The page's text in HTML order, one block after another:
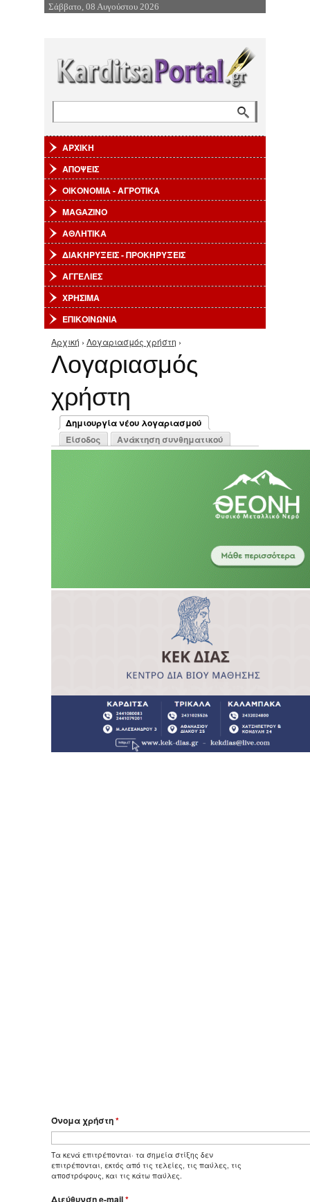
Επιστροφή στην Πλοήγηση
Σάββατο, 08 Αυγούστου 2026
ΑΡΧΙΚΗ
ΑΠΟΨΕΙΣ
ΟΙΚΟΝΟΜΙΑ - ΑΓΡΟΤΙΚΑ
MAGAZINO
ΑΘΛΗΤΙΚΑ
ΔΙΑΚΗΡΥΞΕΙΣ - ΠΡΟΚΗΡΥΞΕΙΣ
ΑΓΓΕΛΙΕΣ
ΧΡΗΣΙΜΑ
ΕΠΙΚΟΙΝΩΝΙΑ
Είστε εδώ
Αρχική › Λογαριασμός χρήστη ›
Λογαριασμός
χρήστη
Πρωτεύουσες καρτέλες
Δημιουργία νέου λογαριασμού
(ενεργή καρτέλα)
Είσοδος Ανάκτηση συνθηματικού
Όνομα χρήστη*
Τα κενά επιτρέπονται· τα σημεία στίξης δεν
επιτρέπονται, εκτός από τις τελείες, τις παύλες, τις
αποστρόφους, και τις κάτω παύλες.
Διεύθυνση e-mail*